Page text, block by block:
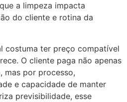
a limpeza impacta
do cliente e rotina da
costuma ter preço compatível
O cliente paga não apenas
mas por processo,
e capacidade de manter
previsibilidade, esse